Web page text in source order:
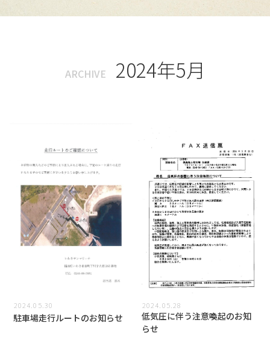
ARCHIVE 2024年5月
2024.05.30
駐車場走行ルートのお知らせ
2024.05.28
低気圧に伴う注意喚起のお知
らせ